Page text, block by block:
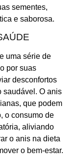
sementes,
e saborosa.
uma série de
por suas
desconfortos
saudável. O anis
que podem
o consumo de
aliviando
o anis na dieta
o bem-estar.